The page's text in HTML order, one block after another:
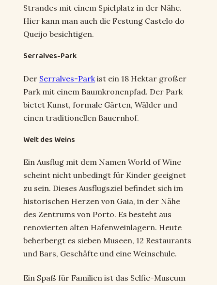
Strandes mit einem Spielplatz in der Nähe.
Hier kann man auch die Festung Castelo do
Queijo besichtigen.
Serralves-Park
Der Serralves-Park ist ein 18 Hektar großer
Park mit einem Baumkronenpfad. Der Park
bietet Kunst, formale Gärten, Wälder und
einen traditionellen Bauernhof.
Welt des Weins
Ein Ausflug mit dem Namen World of Wine
scheint nicht unbedingt für Kinder geeignet
zu sein. Dieses Ausflugsziel befindet sich im
historischen Herzen von Gaia, in der Nähe
des Zentrums von Porto. Es besteht aus
renovierten alten Hafenweinlagern. Heute
beherbergt es sieben Museen, 12 Restaurants
und Bars, Geschäfte und eine Weinschule.
Ein Spaß für Familien ist das Selfie-Museum